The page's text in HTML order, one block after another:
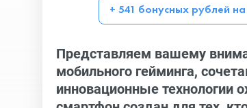
+ 541 бонусных рублей на
Представляем вашему
мобильного гейминга,
инновационные технологии